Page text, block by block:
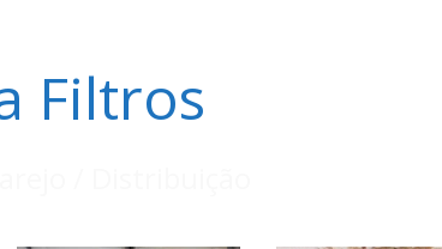
Filtros